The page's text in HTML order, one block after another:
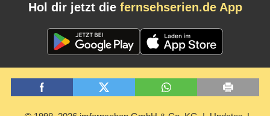
Hol dir jetzt die fernsehserien.de App